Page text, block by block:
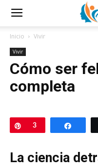
Inicio Vivir
Vivir
Cómo ser
completa
Pin
3
La ciencia